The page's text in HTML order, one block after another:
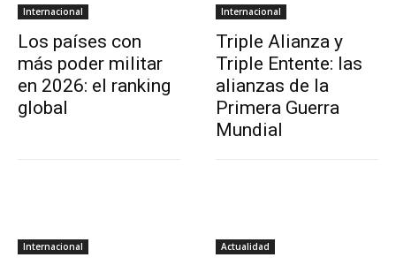
Internacional
Los países con
más poder militar
en 2026: el ranking
global
Internacional
Triple Alianza y
Triple Entente: las
alianzas de la
Primera Guerra
Mundial
Internacional Actualidad